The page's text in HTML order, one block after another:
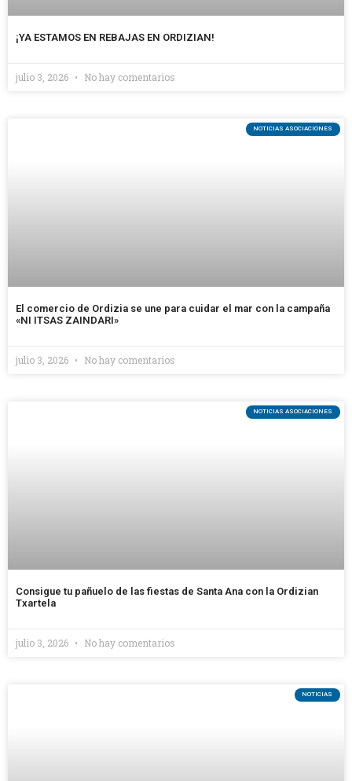
¡YA ESTAMOS EN REBAJAS EN ORDIZIAN!
julio 3, 2026 No hay comentarios
NOTICIAS ASOCIACIONES
El comercio de Ordizia se une para cuidar el mar con la campaña
«NI ITSAS ZAINDARI»
julio 3, 2026 No hay comentarios
NOTICIAS ASOCIACIONES
Consigue tu pañuelo de las fiestas de Santa Ana con la Ordizian
Txartela
julio 3, 2026 No hay comentarios
NOTICIAS